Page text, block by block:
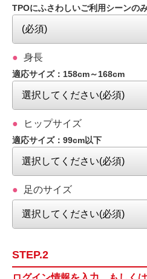
TPOにふさわしいご利用シーンの
身長
適応サイズ：158cm～168cm
ヒップサイズ
適応サイズ：99cm以下
足のサイズ
STEP.2